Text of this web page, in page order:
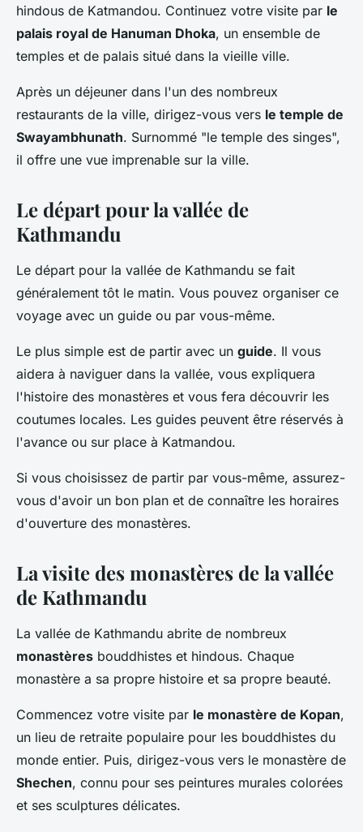
hindous de Katmandou. Continuez votre visite par le
palais royal de Hanuman Dhoka, un ensemble de
temples et de palais situé dans la vieille ville.
Après un déjeuner dans l'un des nombreux
restaurants de la ville, dirigez-vous vers le temple de
Swayambhunath. Surnommé "le temple des singes",
il offre une vue imprenable sur la ville.
Le départ pour la vallée de
Kathmandu
Le départ pour la vallée de Kathmandu se fait
généralement tôt le matin. Vous pouvez organiser ce
voyage avec un guide ou par vous-même.
Le plus simple est de partir avec un guide. Il vous
aidera à naviguer dans la vallée, vous expliquera
l'histoire des monastères et vous fera découvrir les
coutumes locales. Les guides peuvent être réservés à
l'avance ou sur place à Katmandou.
Si vous choisissez de partir par vous-même, assurez-
vous d'avoir un bon plan et de connaître les horaires
d'ouverture des monastères.
La visite des monastères de la vallée
de Kathmandu
La vallée de Kathmandu abrite de nombreux
monastères bouddhistes et hindous. Chaque
monastère a sa propre histoire et sa propre beauté.
Commencez votre visite par le monastère de Kopan,
un lieu de retraite populaire pour les bouddhistes du
monde entier. Puis, dirigez-vous vers le monastère de
Shechen, connu pour ses peintures murales colorées
et ses sculptures délicates.